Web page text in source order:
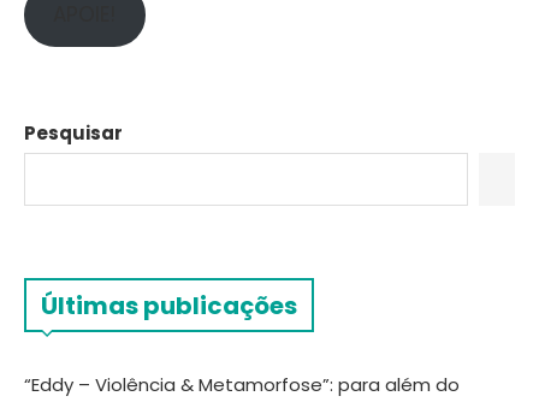
Pesquisar
Últimas publicações
“Eddy – Violência & Metamorfose”: para além do